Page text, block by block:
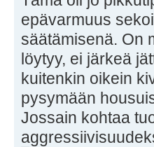
epävarmuus
säätämisenä. On
löytyy, ei järkeä
kuitenkin oikein
pysymään
Jossain kohtaa